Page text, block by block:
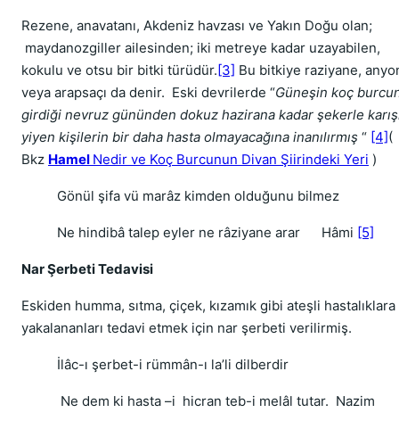
Rezene, anavatanı, Akdeniz havzası ve Yakın Doğu olan;
maydanozgiller ailesinden; iki metreye kadar uzayabilen,
kokulu ve otsu bir bitki türüdür.[3] Bu bitkiye raziyane,
veya arapsaçı da denir. Eski devrilerde “Güneşin koç
girdiği nevruz gününden dokuz hazirana kadar şekerle
yiyen kişilerin bir daha hasta olmayacağına inanılırmış “ [4](
Bkz Hamel Nedir ve Koç Burcunun Divan Şiirindeki Yeri )
Gönül şifa vü marâz kimden olduğunu bilmez
Ne hindibâ talep eyler ne râziyane arar Hâmi [5]
Nar Şerbeti Tedavisi
Eskiden humma, sıtma, çiçek, kızamık gibi ateşli hastalıklara
yakalananları tedavi etmek için nar şerbeti verilirmiş.
İlâc-ı şerbet-i rümmân-ı la’li dilberdir
Ne dem ki hasta –i hicran teb-i melâl tutar. Nazim